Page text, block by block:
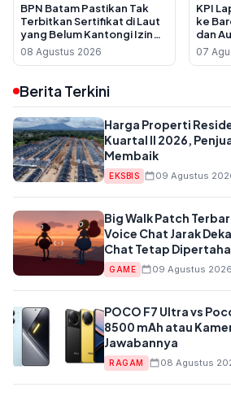
BPN Batam Pastikan Tak
Terbitkan Sertifikat di Laut
yang Belum Kantongi Izin
Reklamasi
08 Agustus 2026
KPI
ke
dan
Usut
07
Berita Terkini
Harga Properti
Kuartal II 2026,
Membaik
EKSBIS 09 Agustus
Big Walk Patch
Voice Chat Jarak
Chat Tetap
GAME 09 Agustus 2026
POCO F7 Ultra vs
8500 mAh atau
Jawabannya
RAGAM 08 Agustus